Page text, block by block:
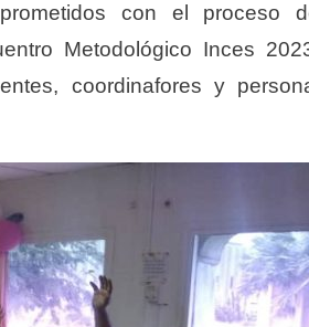
con el proceso
Metodológico Inces
coordinafores y